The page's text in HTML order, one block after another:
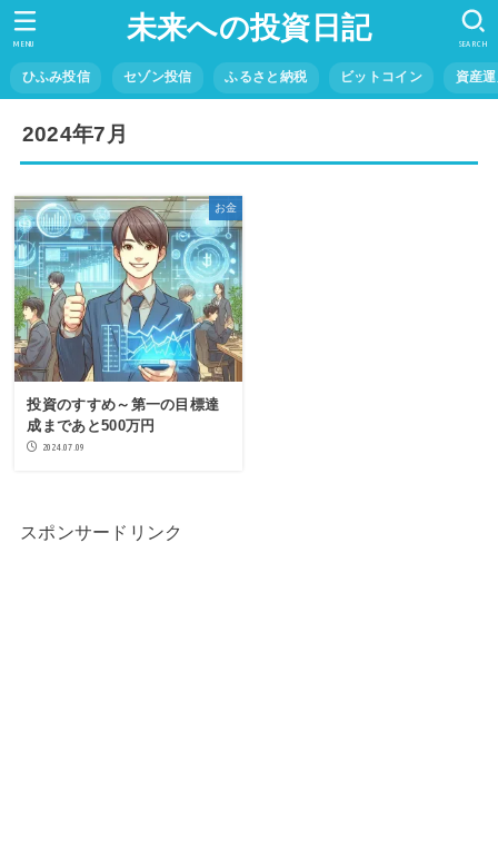
未来への投資日記
ひふみ投信 セゾン投信 ふるさと納税 ビットコイン 資産
SEARCH
MENU
2024年7月
お金
投資のすすめ～第一の目標達
成まであと500万円
2024.07.09
スポンサードリンク